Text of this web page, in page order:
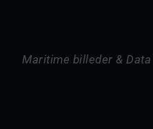
Maritime billeder & Data